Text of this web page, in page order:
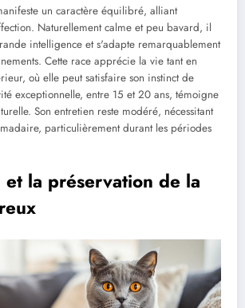
un caractère équilibré, alliant
Naturellement calme et peu bavard, il
intelligence et s'adapte remarquablement
Cette race apprécie la vie tant en
où elle peut satisfaire son instinct de
exceptionnelle, entre 15 et 20 ans, témoigne
Son entretien reste modéré, nécessitant
particulièrement durant les périodes
et la préservation de la